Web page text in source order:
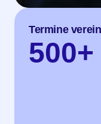
Termine
500+